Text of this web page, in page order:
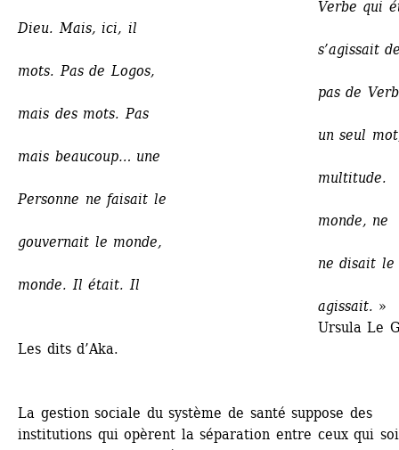
Verbe qui
Dieu. Mais, ici, il
s’agissait
mots. Pas de Logos,
pas de
mais des mots. Pas
un seul
mais beaucoup… une
multitude.
Personne ne faisait le
monde, ne
gouvernait le monde,
ne disait le
monde. Il était. Il
agissait. »
Ursula Le
Les dits d’Aka.
La gestion sociale du système de santé suppose des
institutions qui opèrent la séparation entre ceux qui